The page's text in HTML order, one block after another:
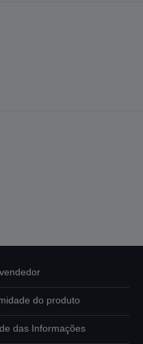
do produto
das Informações